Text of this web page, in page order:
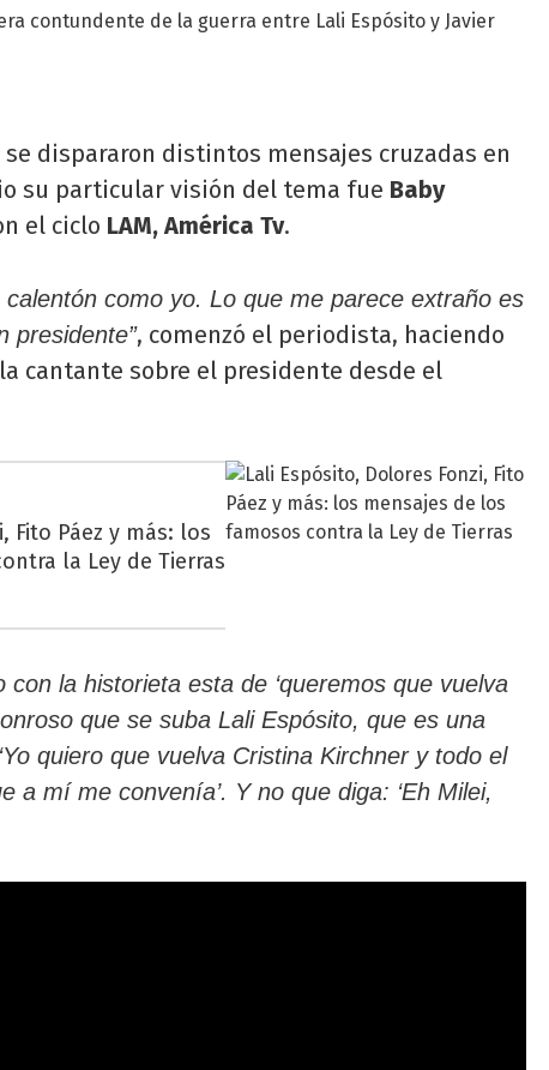
contundente de la guerra entre Lali Espósito y Javier
se dispararon distintos mensajes cruzadas en
su particular visión del tema fue Baby
el ciclo LAM, América Tv.
calentón como yo. Lo que me parece extraño es
presidente”, comenzó el periodista, haciendo
cantante sobre el presidente desde el
Fito Páez y más: los
la Ley de Tierras
con la historieta esta de ‘queremos que vuelva
que se suba Lali Espósito, que es una
quiero que vuelva Cristina Kirchner y todo el
a mí me convenía’. Y no que diga: ‘Eh Milei,